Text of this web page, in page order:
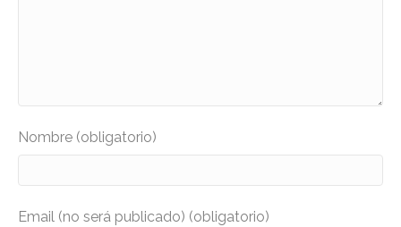
Nombre (obligatorio)
Email (no será publicado) (obligatorio)